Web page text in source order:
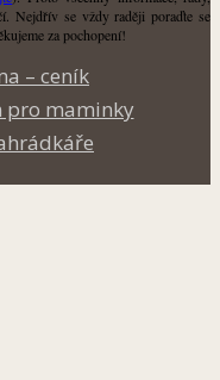
Nejdřív se vždy raději poraďte se
za pochopení!
– ceník
pro maminky